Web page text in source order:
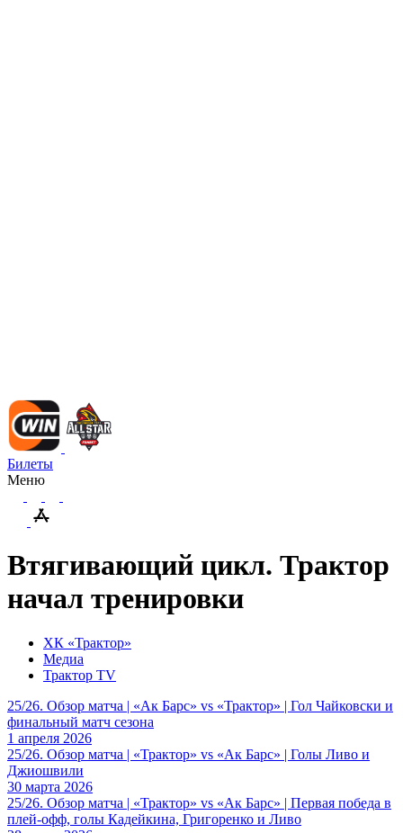
Билеты
Меню
Втягивающий цикл. Трактор
начал тренировки
ХК «Трактор»
Медиа
Трактор TV
25/26. Обзор матча | «Ак Барс» vs «Трактор» | Гол Чайковски и
финальный матч сезона
1 апреля 2026
25/26. Обзор матча | «Трактор» vs «Ак Барс» | Голы Ливо и
Джиошвили
30 марта 2026
25/26. Обзор матча | «Трактор» vs «Ак Барс» | Первая победа в
плей-офф, голы Кадейкина, Григоренко и Ливо